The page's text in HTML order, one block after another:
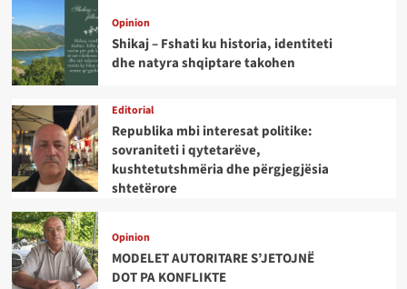
Opinion
Shikaj – Fshati ku historia, identiteti
dhe natyra shqiptare takohen
Editorial
Republika mbi interesat politike:
sovraniteti i qytetarëve,
kushtetutshmëria dhe përgjegjësia
shtetërore
Opinion
MODELET AUTORITARE S’JETOJNË
DOT PA KONFLIKTE